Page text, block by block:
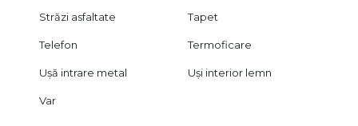
Străzi asfaltate Tapet
Telefon Termoficare
Ușă intrare metal Uși interior lemn
Var